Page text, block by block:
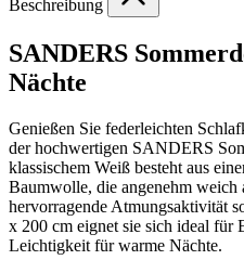
Beschreibung
SANDERS
Nächte
Genießen Sie federleichten
der hochwertigen SANDERS
klassischem Weiß besteht aus
Baumwolle, die angenehm
hervorragende Atmungsaktivität
x 200 cm eignet sie sich ideal für
Leichtigkeit für warme Nächte.